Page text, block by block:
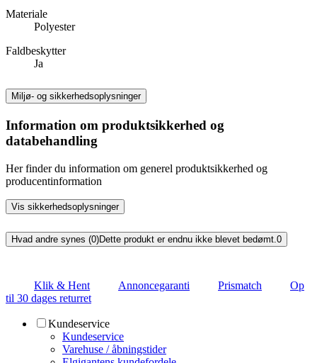
Materiale
Polyester
Faldbeskytter
Ja
Miljø- og sikkerhedsoplysninger
Information om produktsikkerhed og
databehandling
Her finder du information om generel produktsikkerhed og
producentinformation
Vis sikkerhedsoplysninger
Hvad andre synes (0)Dette produkt er endnu ikke blevet bedømt.0
Klik & Hent Annoncegaranti Prismatch
Op
til 30 dages returret
Kundeservice
Kundeservice
Varehuse / åbningstider